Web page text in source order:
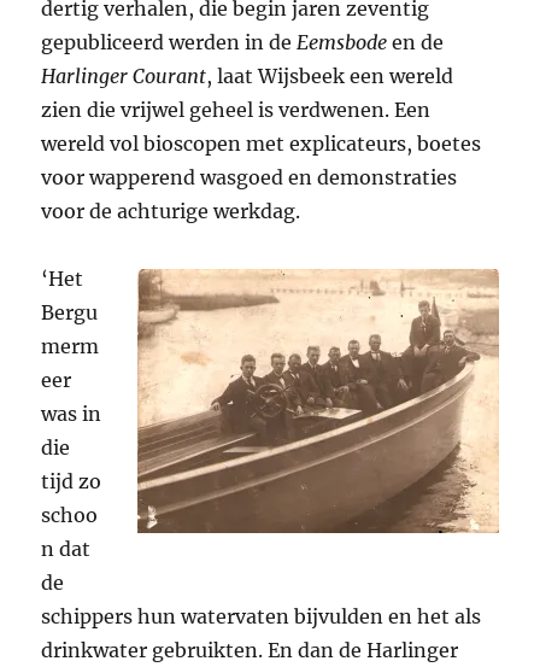
dertig verhalen, die begin jaren zeventig
gepubliceerd werden in de Eemsbodeen de
Harlinger Courant, laat Wijsbeek een wereld
zien die vrijwel geheel is verdwenen. Een
wereld vol bioscopen met explicateurs, boetes
voor wapperend wasgoed en demonstraties
voor de achturige werkdag.
‘Het
Bergu
merm
eer
was in
die
tijd zo
schoo
n dat
de
schippers hun watervaten bijvulden en het als
drinkwater gebruikten. En dan de Harlinger